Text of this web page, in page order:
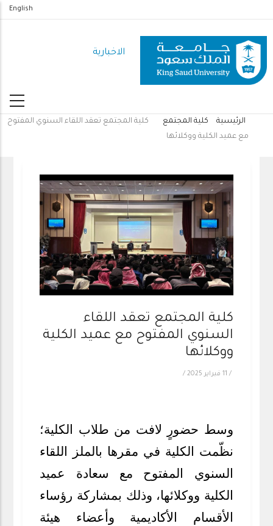
المحتوى
الرئيسي
English
الاخبارية
مسار
الرئيسية كلية المجتمع
كلية المجتمع تعقد اللقاء السنوي المفتوح
مع عميد الكلية ووكلائها
كلية المجتمع تعقد اللقاء
السنوي المفتوح مع عميد الكلية
ووكلائها
/ 11 فبراير 2025 /
وسط حضورٍ لافت من طلاب الكلية؛
نظّمت الكلية في مقرها بالملز اللقاء
السنوي المفتوح مع سعادة عميد
الكلية ووكلائها، وذلك بمشاركة رؤساء
الأقسام الأكاديمية وأعضاء هيئة